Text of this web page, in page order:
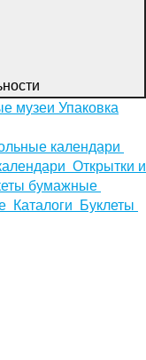
музеи Упаковка
календари
Открытки и
бумажные
Каталоги
Буклеты